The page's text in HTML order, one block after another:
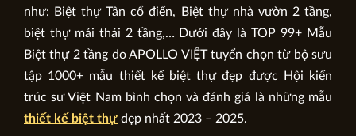
như: Biệt thự Tân cổ điển, Biệt thự nhà vườn 2 tầng,
biệt thự mái thái 2 tầng,… Dưới đây là TOP 99+ Mẫu
Biệt thự 2 tầng do APOLLO VIỆT tuyển chọn từ bộ sưu
tập 1000+ mẫu thiết kế biệt thự đẹp được Hội kiến
trúc sư Việt Nam bình chọn và đánh giá là những mẫu
thiết kế biệt thự đẹp nhất 2023 – 2025.